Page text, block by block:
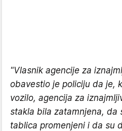
"Vlasnik agencije za
obavestio je policiju da je,
vozilo, agencija za
stakla bila zatamnjena, da
tablica promenjeni i da su